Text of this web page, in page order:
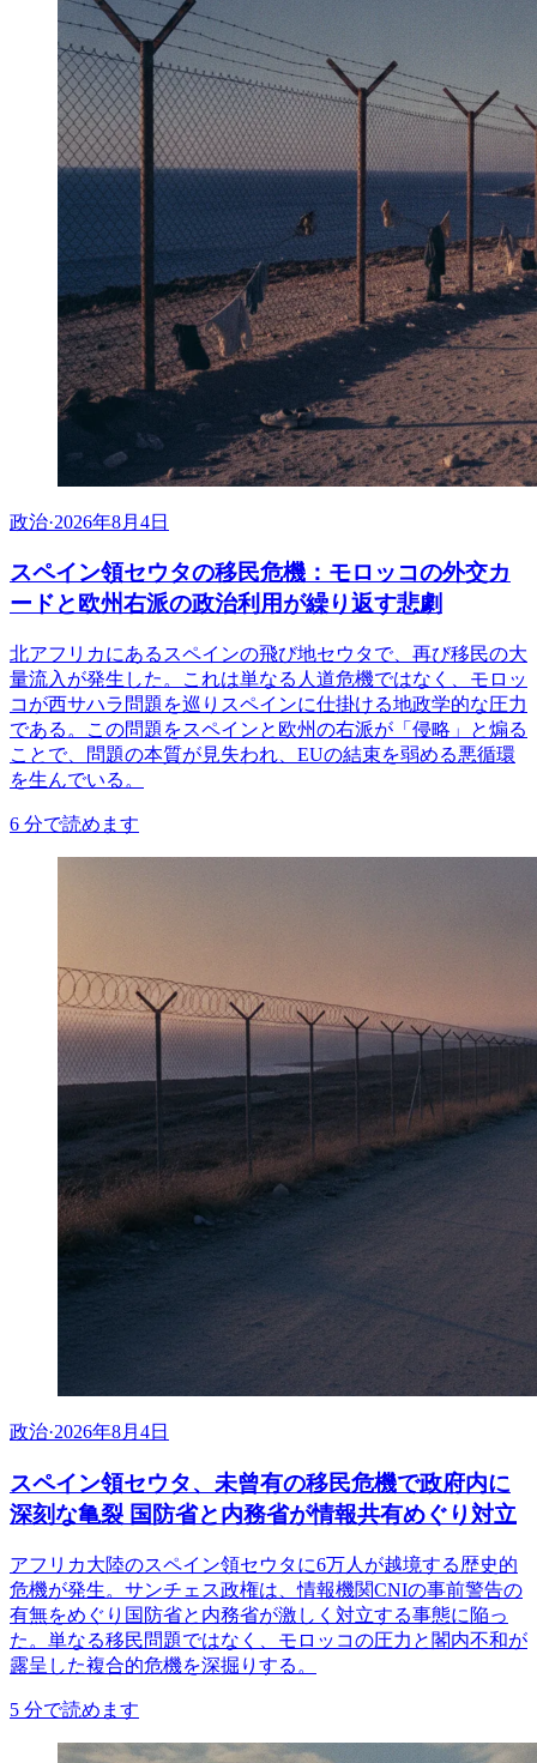
政治·2026年8月4日
スペイン領セウタの移民危機：モロッコの外交カ
ードと欧州右派の政治利用が繰り返す悲劇
北アフリカにあるスペインの飛び地セウタで、再び移民の大
量流入が発生した。これは単なる人道危機ではなく、モロッ
コが西サハラ問題を巡りスペインに仕掛ける地政学的な圧力
である。この問題をスペインと欧州の右派が「侵略」と煽る
ことで、問題の本質が見失われ、EUの結束を弱める悪循環
を生んでいる。
6 分で読めます
政治·2026年8月4日
スペイン領セウタ、未曾有の移民危機で政府内に
深刻な亀裂 国防省と内務省が情報共有めぐり対立
アフリカ大陸のスペイン領セウタに6万人が越境する歴史的
危機が発生。サンチェス政権は、情報機関CNIの事前警告の
有無をめぐり国防省と内務省が激しく対立する事態に陥っ
た。単なる移民問題ではなく、モロッコの圧力と閣内不和が
露呈した複合的危機を深掘りする。
5 分で読めます